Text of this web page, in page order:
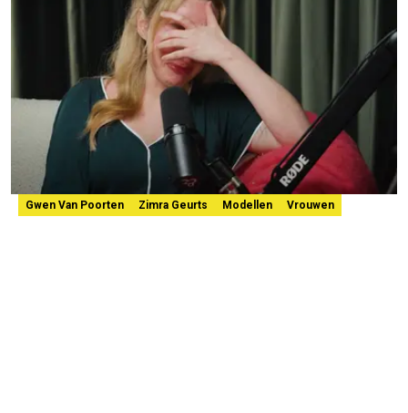
Gwen Van Poorten Zimra Geurts Modellen Vrouwen